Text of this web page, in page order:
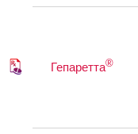
Гепаретта®